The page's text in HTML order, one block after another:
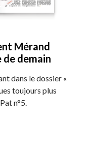
Mérand
de demain
dans le dossier «
toujours plus
n°5.